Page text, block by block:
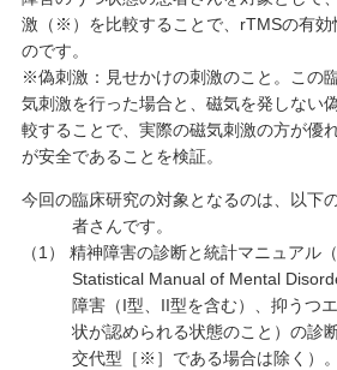
激（※）を比較することで、rTMSの有効
のです。
※偽刺激：見せかけの刺激のこと。この
気刺激を行った場合と、磁気を発しない
較することで、実際の磁気刺激の方が優
が安全であることを検証。
今回の臨床研究の対象となるのは、以下
者さんです。
（1） 精神障害の診断と統計マニュアル
Statistical Manual of Mental
障害（I型、II型を含む）、抑うつ
状が認められる状態のこと）の診
交代型［※］である場合は除く）。